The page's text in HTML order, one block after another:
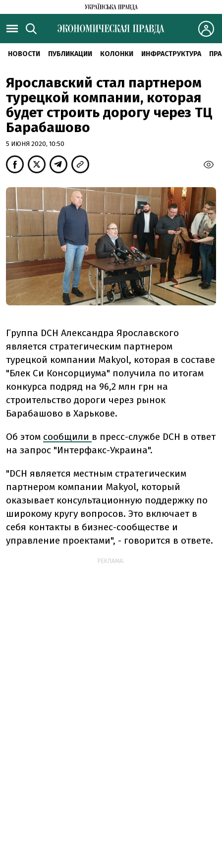
НОВОСТИ ПУБЛИКАЦИИ КОЛОНКИ ИНФРАСТРУКТУРА
Ярославский стал партнером
турецкой компании, которая
будет строить дорогу через ТЦ
Барабашово
5 ИЮНЯ 2020, 10:50
Группа DCH Александра Ярославского
является стратегическим партнером
турецкой компании Makyol, которая в составе
"Блек Си Консорциума" получила по итогам
конкурса подряд на 96,2 млн грн на
строительство дороги через рынок
Барабашово в Харькове.
Об этом сообщили в пресс-службе DCH в ответ
на запрос "Интерфакс-Украина".
"DCH является местным стратегическим
партнером компании Makyol, который
оказывает консультационную поддержку по
широкому кругу вопросов. Это включает в
себя контакты в бизнес-сообществе и
управление проектами", - говорится в ответе.
РЕКЛАМА: